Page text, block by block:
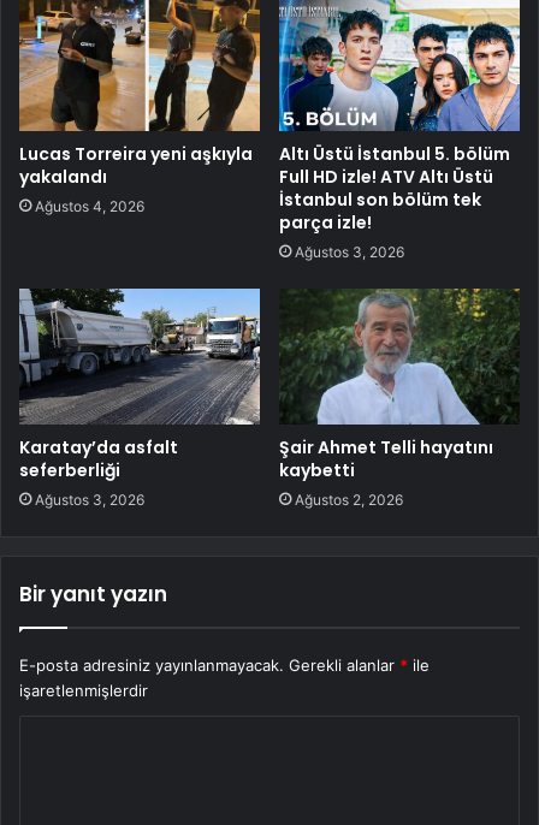
Lucas Torreira yeni aşkıyla
yakalandı
Ağustos 4, 2026
Altı Üstü İstanbul 5. bölüm
Full HD izle! ATV Altı Üstü
İstanbul son bölüm tek
parça izle!
Ağustos 3, 2026
Karatay’da asfalt
seferberliği
Ağustos 3, 2026
Şair Ahmet Telli hayatını
kaybetti
Ağustos 2, 2026
Bir yanıt yazın
E-posta adresiniz yayınlanmayacak. Gerekli alanlar * ile
işaretlenmişlerdir